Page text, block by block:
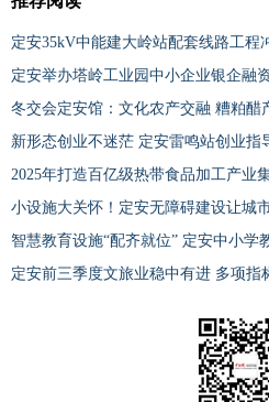
定安35kV中能建大岭站配套线路工程
定安举办塔岭工业园中小企业银企融
冬交会定安馆：文化农产交融 糟粕醋
新形态创业不迷茫 定安雷鸣站创业指
小设施大关怀！定安无障碍建设让城
智慧教育设施“配齐就位” 定安中小学
定安前三季度文旅业稳中有进 多项指